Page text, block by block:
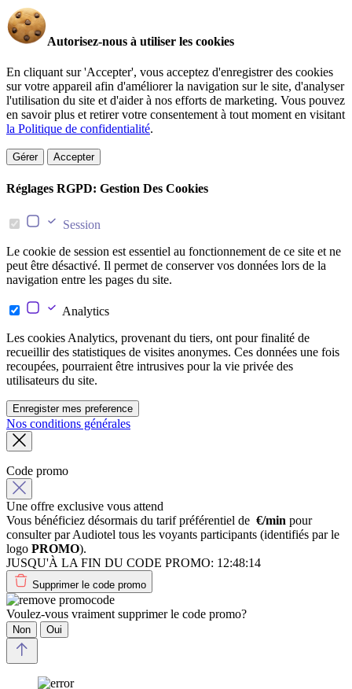
Autorisez-nous à utiliser les cookies
En cliquant sur 'Accepter', vous acceptez d'enregistrer des cookies
sur votre appareil afin d'améliorer la navigation sur le site, d'analyser
l'utilisation du site et d'aider à nos efforts de marketing. Vous pouvez
en savoir plus et retirer votre consentement à tout moment en visitant
la Politique de confidentialité.
Gérer Accepter
Réglages RGPD: Gestion Des Cookies
Session
Le cookie de session est essentiel au fonctionnement de ce site et ne
peut être désactivé. Il permet de conserver vos données lors de la
navigation entre les pages du site.
Analytics
Les cookies Analytics, provenant du tiers, ont pour finalité de
recueillir des statistiques de visites anonymes. Ces données une fois
recoupées, pourraient être intrusives pour la vie privée des
utilisateurs du site.
Enregister mes preference
Nos conditions générales
Code promo
Une offre exclusive vous attend
Vous bénéficiez désormais du tarif préférentiel de €/min pour
consulter par Audiotel tous les voyants participants (identifiés par le
logo PROMO).
JUSQU'À LA FIN DU CODE PROMO: 12:48:14
Supprimer le code promo
Voulez-vous vraiment supprimer le code promo?
Non Oui